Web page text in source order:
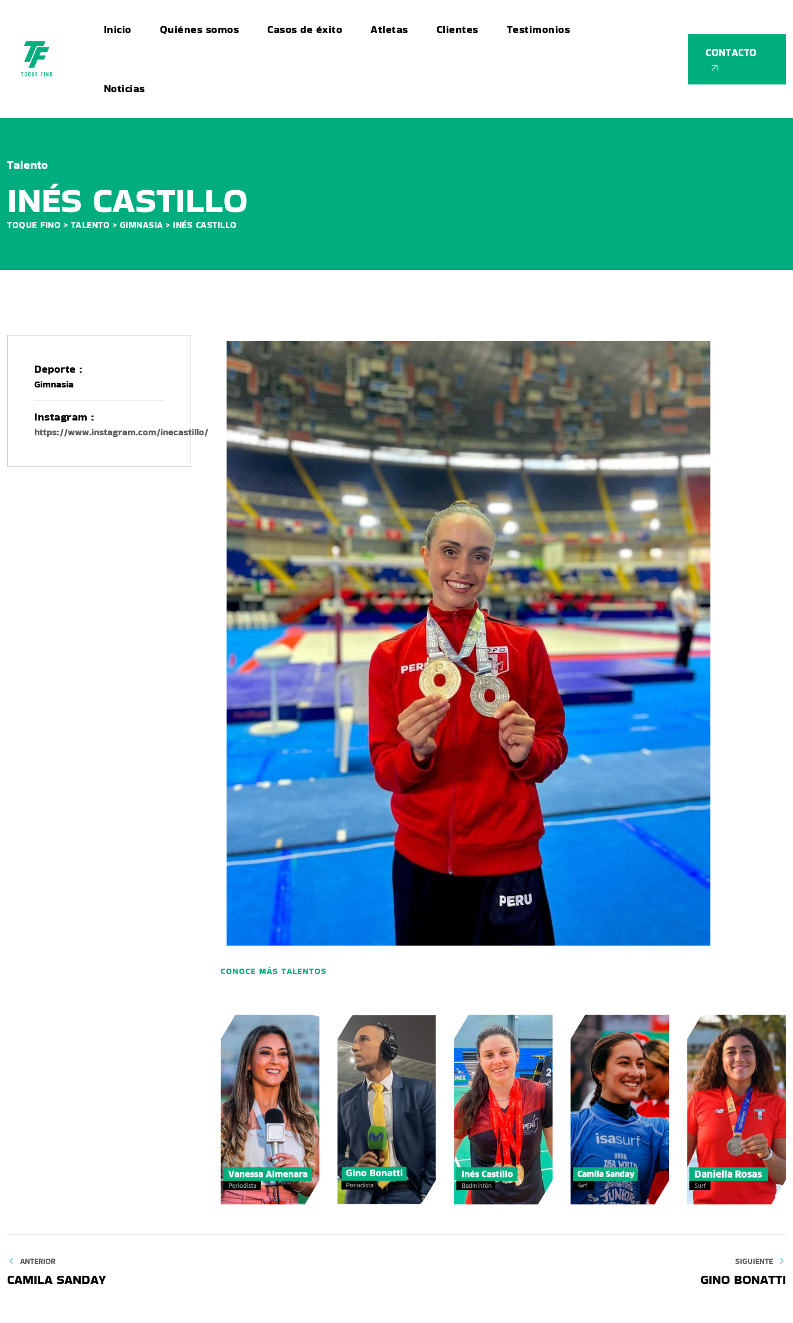
Inicio Quiénes somos Casos de éxito Atletas Clientes Testimonios
Noticias
CONTACTO
Talento
INÉS CASTILLO
TOQUE FINO > TALENTO > GIMNASIA > INÉS CASTILLO
Deporte :
Gimnasia
Instagram :
https://www.instagram.com/inecastillo/
CONOCE MÁS TALENTOS
ANTERIOR
CAMILA SANDAY
SIGUIENTE
GINO BONATTI